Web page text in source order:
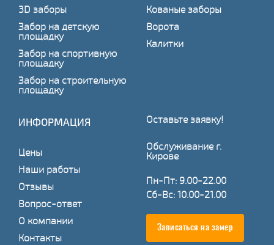
3D заборы
Забор на детскую
площадку
Забор на спортивную
площадку
Забор на строительную
площадку
Кованые заборы
Ворота
Калитки
ИНФОРМАЦИЯ
Цены
Наши работы
Отзывы
Вопрос-ответ
О компании
Контакты
Оставьте заявку!
Обслуживание г.
Кирове
Пн-Пт: 9.00-22.00
Сб-Вс: 10.00-21.00
Записаться на замер